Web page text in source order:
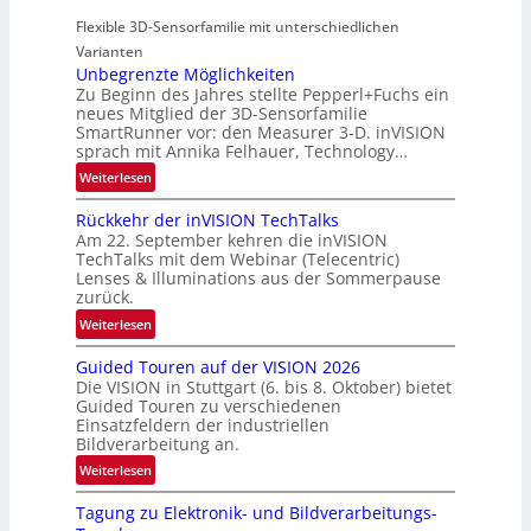
-
B
-
R
u
n
d
e
i
o
n
l
N
e
w
s
‘
Flexible 3D-Sensorfamilie mit unterschiedlichen
Varianten
Unbegrenzte Möglichkeiten
Zu Beginn des Jahres stellte Pepperl+Fuchs ein
neues Mitglied der 3D-Sensorfamilie
SmartRunner vor: den Measurer 3-D. inVISION
sprach mit Annika Felhauer, Technology…
Weiterlesen:
U
n
b
e
g
r
e
z
t
e
M
ö
g
l
Rückkehr der inVISION TechTalks
Am 22. September kehren die inVISION
TechTalks mit dem Webinar (Telecentric)
Lenses & Illuminations aus der Sommerpause
zurück.
Weiterlesen:
R
ü
c
k
k
e
h
d
Guided Touren auf der VISION 2026
Die VISION in Stuttgart (6. bis 8. Oktober) bietet
Guided Touren zu verschiedenen
Einsatzfeldern der industriellen
Bildverarbeitung an.
Weiterlesen:
G
u
Tagung zu Elektronik- und Bildverarbeitungs-